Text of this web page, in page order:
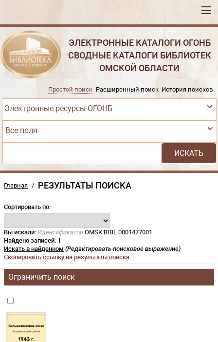
ЭЛЕКТРОННЫЕ КАТАЛОГИ ОГОНБ
СВОДНЫЕ КАТАЛОГИ БИБЛИОТЕК
ОМСКОЙ ОБЛАСТИ
Электронные ресурсы ОГОНБ
Простой поиск Расширенный поиск История поисков
Все поля
Главная / РЕЗУЛЬТАТЫ ПОИСКА
Сортировать по:
Вы искали: Идентификатор OMSK BIBL 0001477001
Найдено записей: 1
Искать в найденном (Редактировать поисковое выражение)
Скопировать ссылку на результаты поиска
Ограничить поиск